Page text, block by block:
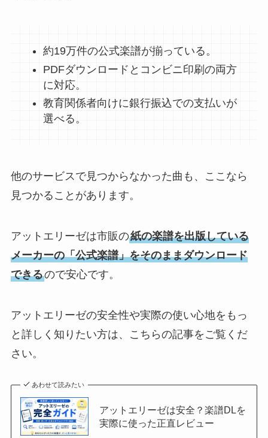
約19万件の公式楽譜が揃っている。
PDFダウンロードとコンビニ印刷の両方
に対応。
教育関係者向けに銀行振込での支払いが
選べる。
他のサービスで見つからなかった曲も、ここなら
見つかることがあります。
アットエリーゼは市販の紙の楽譜を出版している
メーカーの「公式楽譜」をそのままダウンロード
できるので安心です。
アットエリーゼの安全性や実際の使い心地をもっ
と詳しく知りたい方は、こちらの記事をご覧くだ
さい。
あわせて読みたい
アットエリーゼは安全？楽譜DLを
実際に使った正直レビュー